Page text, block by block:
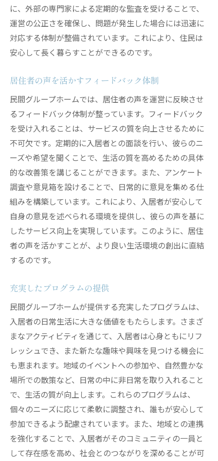
に、外部の専門家による定期的な監査を受けることで、
運営の公正さを確保し、問題が発生した場合には迅速に
対応する体制が整備されています。これにより、住民は
安心して長く暮らすことができるのです。
居住者の声を活かすフィードバック体制
民間グループホームでは、居住者の声を運営に反映させ
るフィードバック体制が整っています。フィードバック
を受け入れることは、サービスの質を向上させるために
不可欠です。定期的に入居者との面談を行い、彼らのニ
ーズや希望を聞くことで、生活の質を高めるための具体
的な改善策を講じることができます。また、アンケート
調査や意見箱を設けることで、日常的に意見を集める仕
組みを構築しています。これにより、入居者が安心して
自身の意見を述べられる環境を提供し、彼らの声を基に
したサービス向上を実現しています。このように、居住
者の声を活かすことが、より良い生活環境の創出に直結
するのです。
充実したプログラムの提供
民間グループホームが提供する充実したプログラムは、
入居者の日常生活に大きな価値をもたらします。さまざ
まなアクティビティを通じて、入居者は心身ともにリフ
レッシュでき、また新たな趣味や興味を見つける機会に
も恵まれます。地域のイベントへの参加や、自然豊かな
場所での散策など、日常の中に非日常を取り入れること
で、生活の質が向上します。これらのプログラムは、
個々のニーズに応じて柔軟に調整され、誰もが安心して
参加できるよう配慮されています。また、地域との連携
を強化することで、入居者がそのコミュニティの一員と
して存在感を高め、社会とのつながりを深めることが可